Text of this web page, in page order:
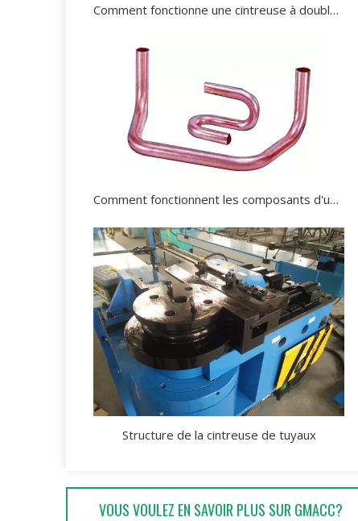
Comment fonctionne une cintreuse à double tête
Comment fonctionnent les composants d'une cintreuse de tubes?
Structure de la cintreuse de tuyaux
VOUS VOULEZ EN SAVOIR PLUS SUR GMACC?